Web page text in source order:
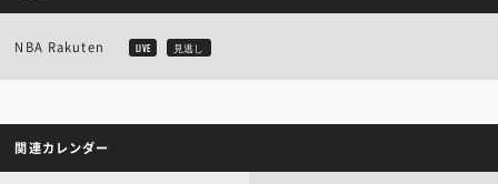
NBA Rakuten LIVE 見逃し
関連カレンダー